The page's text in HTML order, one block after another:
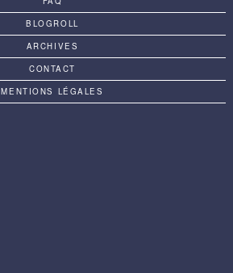
BLOGROLL
ARCHIVES
CONTACT
MENTIONS LÉGALES